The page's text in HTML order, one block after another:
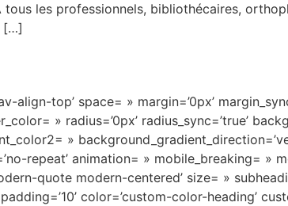
tous les professionnels, bibliothécaires,
[…]
align-top’ space= » margin=’0px’
» radius=’0px’ radius_sync=’true’
»
repeat’ animation= » mobile_breaking= »
quote modern-centered’ size= »
padding=’10’ color=’custom-color-heading’